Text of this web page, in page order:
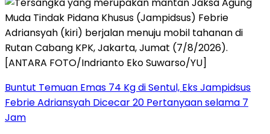
Buntut Temuan Emas 74 Kg di Sentul, Eks Jampidsus
Febrie Adriansyah Dicecar 20 Pertanyaan selama 7
Jam